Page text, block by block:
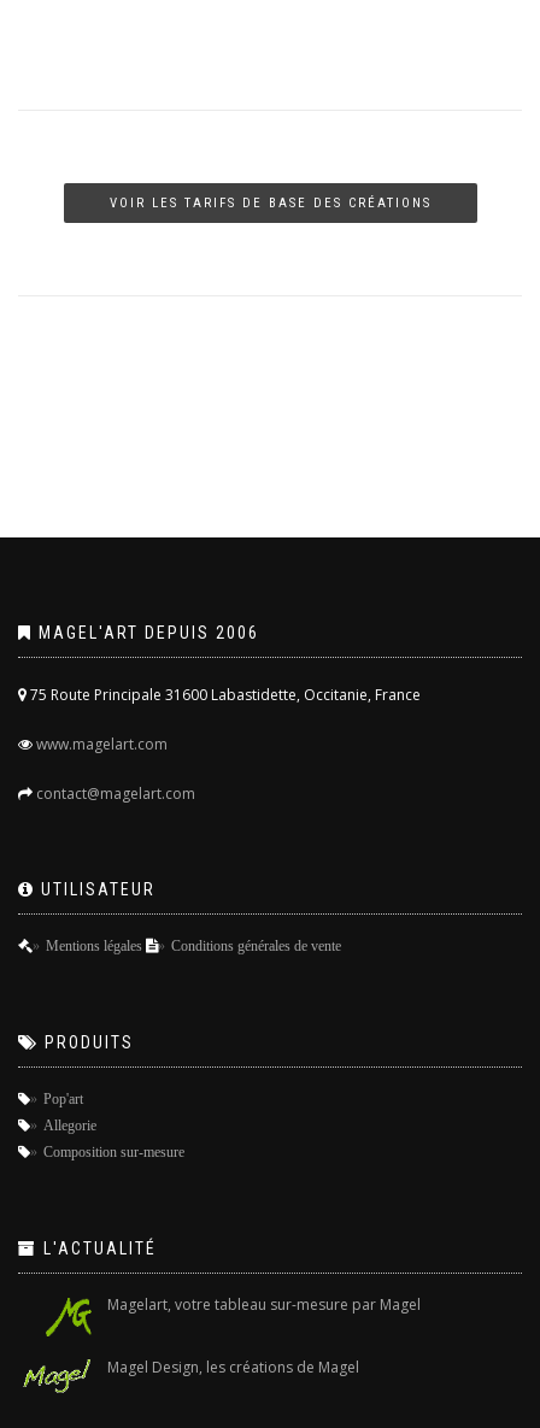
VOIR LES TARIFS DE BASE DES CRÉATIONS
MAGEL'ART DEPUIS 2006
75 Route Principale 31600 Labastidette, Occitanie, France
www.magelart.com
contact@magelart.com
UTILISATEUR
Mentions légales Conditions générales de vente
PRODUITS
Pop'art
Allegorie
Composition sur-mesure
L'ACTUALITÉ
Magelart, votre tableau sur-mesure par Magel
Magel Design, les créations de Magel